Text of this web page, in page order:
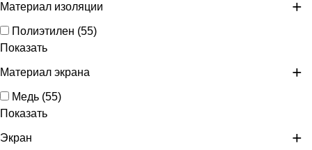
Материал изоляции
Полиэтилен (55)
Показать
Материал экрана
Медь (55)
Показать
Экран